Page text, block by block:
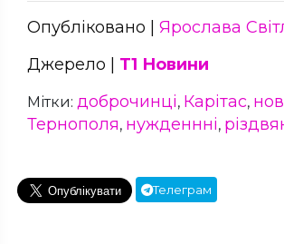
Опубліковано | Ярослава
Джерело | Т1 Новини
Мітки: доброчинці, Карітас,
Тернополя, нужденнні,
Телеграм